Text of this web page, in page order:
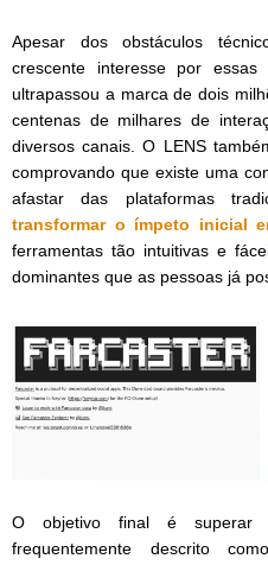
Apesar dos obstáculos
crescente interesse por essas
ultrapassou a marca de dois
centenas de milhares de
diversos canais. O LENS
comprovando que existe uma
afastar das plataformas
transformar o ímpeto inicial
ferramentas tão intuitivas e
dominantes que as pessoas já
O objetivo final é superar
frequentemente descrito